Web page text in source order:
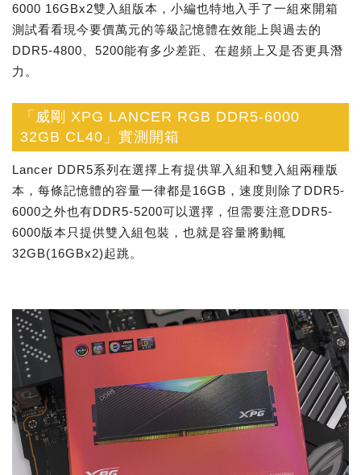
6000 16GBx2雙入組版本，小編也特地入手了一組來開箱
測試看看現今要價萬元的等級記憶體在效能上與過去的
DDR5-4800、5200能有多少差距、在超頻上又是否更具潛
力。
「威剛 XPG LANCER RGB DDR5-6000
32GB CL40」實測開箱
Lancer DDR5系列在選擇上有提供單入組和雙入組兩種版
本，每條記憶體的容量一律都是16GB，速度則除了DDR5-
6000之外也有DDR5-5200可以選擇，但需要注意DDR5-
6000版本只提供雙入組包裝，也就是容量將動輒
32GB(16GBx2)起跳。